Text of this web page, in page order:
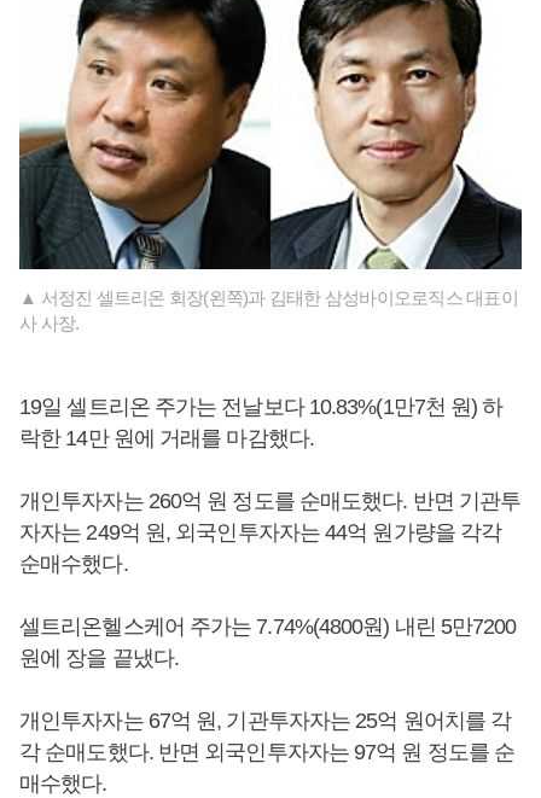
▲ 서정진 셀트리온 회장(왼쪽)과 김태한 삼성바이오로직스 대표이
사 사장.
19일 셀트리온 주가는 전날보다 10.83%(1만7천 원) 하
락한 14만 원에 거래를 마감했다.
개인투자자는 260억 원 정도를 순매도했다. 반면 기관투
자자는 249억 원, 외국인투자자는 44억 원가량을 각각
순매수했다.
셀트리온헬스케어 주가는 7.74%(4800원) 내린 5만7200
원에 장을 끝냈다.
개인투자자는 67억 원, 기관투자자는 25억 원어치를 각
각 순매도했다. 반면 외국인투자자는 97억 원 정도를 순
매수했다.